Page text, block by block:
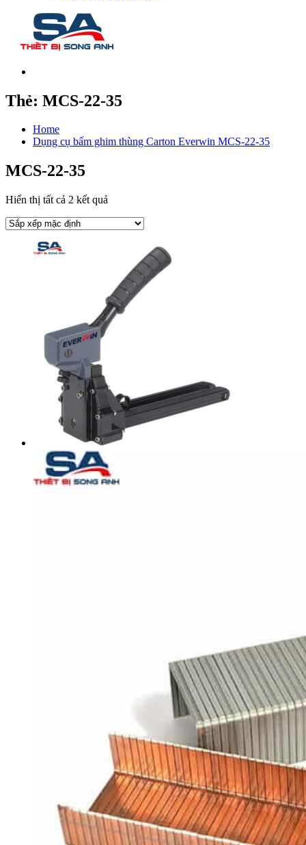
Thẻ: MCS-22-35
Home
Dụng cụ bấm ghim thùng Carton Everwin MCS-22-35
MCS-22-35
Hiển thị tất cả 2 kết quả